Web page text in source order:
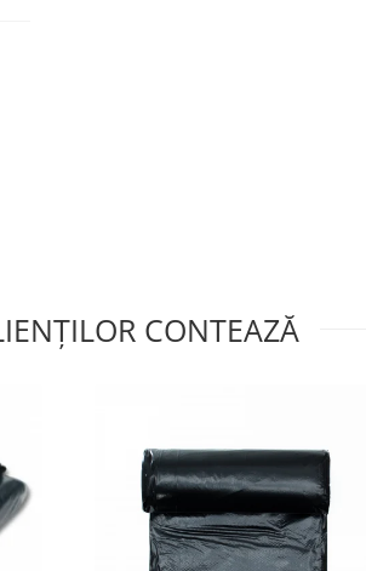
CONTEAZĂ